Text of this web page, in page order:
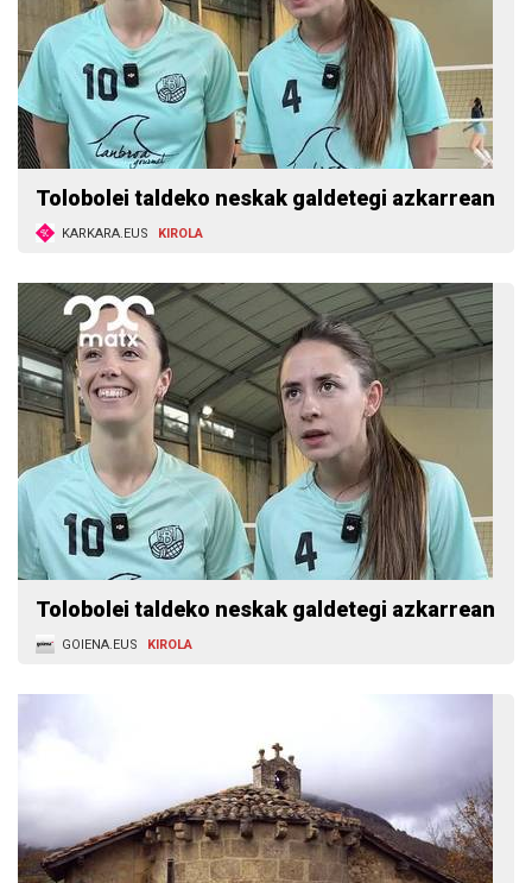
Tolobolei taldeko neskak galdetegi azkarrean
KARKARA.EUS KIROLA
Tolobolei taldeko neskak galdetegi azkarrean
GOIENA.EUS KIROLA